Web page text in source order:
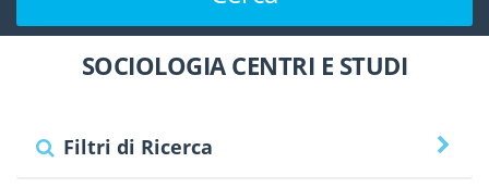
SOCIOLOGIA CENTRI E STUDI
Filtri di Ricerca